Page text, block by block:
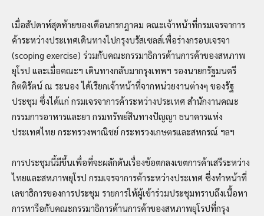
เมื่อสัปดาห์สุดท้ายของเดือนกรกฎาคม คณะเจ้าหน้าที่กรมเจรจาการ
ค้าระหว่างประเทศเดินทางไปกรุงบรัสเซลส์เพื่อร่างกรอบเจรจา
(scoping exercise) ร่วมกับคณะกรรมาธิการด้านการค้าของสหภาพ
ยุโรป และเมื่อคณะฯ เดินทางกลับมากรุงเทพฯ รองนายกรัฐมนตรี
กิตติรัตน์ ณ ระนอง ได้เรียกเจ้าหน้าที่จากหน่วยงานต่างๆ ของรัฐ
ประชุม ซึ่งได้แก่ กรมเจรจาการค้าระหว่างประเทศ สำนักงานคณะ
กรรมการอาหารและยา กรมทรัพย์สินทางปัญญา ธนาคารแห่ง
ประเทศไทย กระทรวงพาณิชย์ กระทรวงเกษตรและสหกรณ์ ฯลฯ
การประชุมนี้มีขึ้นเพื่อที่จะผลักดันเรื่องข้อตกลงเขตการค้าเสรีระหว่าง
ไทยและสหภาพยุโรป กรมเจรจาการค้าระหว่างประเทศ ซี่งทำหน้าที่
เลขาธิการของการประชุม รายการให้ผู้เข้าร่วมประชุมทราบถึงเนื้อหา
การหารือกับคณะกรรมาธิการด้านการค้าของสหภาพยุโรปที่กรุง